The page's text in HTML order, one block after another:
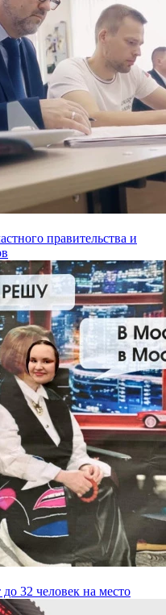
правительства и
32 человек на место